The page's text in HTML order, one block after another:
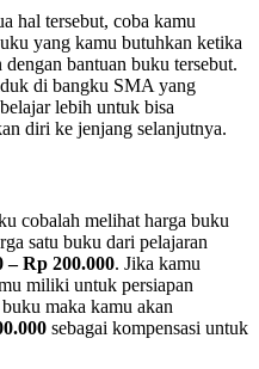
hal tersebut, coba kamu
yang kamu butuhkan ketika
bantuan buku tersebut.
di bangku SMA yang
lebih untuk bisa
diri ke jenjang selanjutnya.
cobalah melihat harga buku
satu buku dari pelajaran
– Rp 200.000. Jika kamu
miliki untuk persiapan
maka kamu akan
sebagai kompensasi untuk